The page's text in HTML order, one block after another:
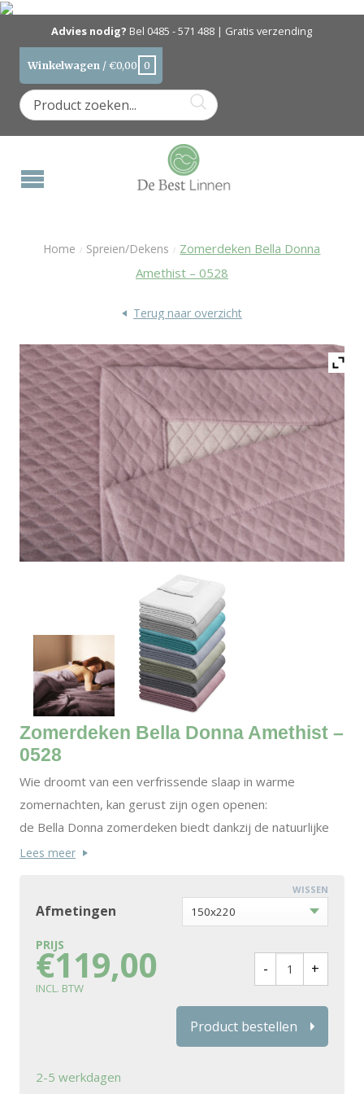
Advies nodig? Bel 0485 - 571 488 | Gratis verzending
Winkelwagen /€0,00 0
Home / Spreien/Dekens / Zomerdeken Bella Donna
Amethist – 0528
Terug naar overzicht
Zomerdeken Bella Donna Amethist –
0528
Wie droomt van een verfrissende slaap in warme
zomernachten, kan gerust zijn ogen openen:
de Bella Donna zomerdeken biedt dankzij de natuurlijke
cellulosevezel Tencel® een
een aangename temperatuur.
Deze geweldige functionele vezel zorgt ervoor dat de
zomerdeken perfect vocht kan
opnemen en bovendien bacteriën en geuren tegengaat.
De toedekzijde van de zomerdeken
bestaat uit hoogwaardige katoenjersey, op natuurlijke
Lees meer
Afmetingen
WISSEN
2-5 werkdagen
€119,00
Product bestellen